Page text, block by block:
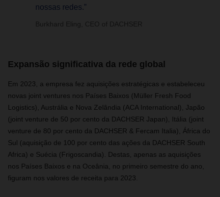
nossas redes.”
Burkhard Eling, CEO of DACHSER
Expansão significativa da rede global
Em 2023, a empresa fez aquisições estratégicas e estabeleceu
novas joint ventures nos Países Baixos (Müller Fresh Food
Logistics), Austrália e Nova Zelândia (ACA International), Japão
(joint venture de 50 por cento da DACHSER Japan), Itália (joint
venture de 80 por cento da DACHSER & Fercam Italia), África do
Sul (aquisição de 100 por cento das ações da DACHSER South
Africa) e Suécia (Frigoscandia). Destas, apenas as aquisições
nos Países Baixos e na Oceânia, no primeiro semestre do ano,
figuram nos valores de receita para 2023.